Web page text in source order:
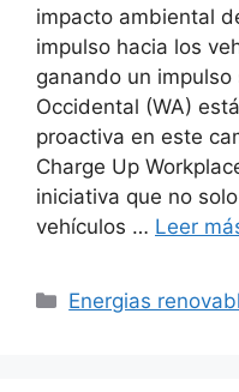
impacto ambiental
impulso hacia los
ganando un
Occidental (WA)
proactiva en este
Charge Up
iniciativa que no
vehículos … Leer
Categorías
Energias